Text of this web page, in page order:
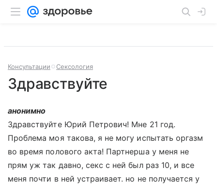
Консультации Сексология
Здравствуйте
анонимно
Здравствуйте Юрий Петрович! Мне 21 год.
Проблема моя такова, я не могу испытать оргазм
во время полового акта! Партнерша у меня не
прям уж так давно, секс с ней был раз 10, и все
меня почти в ней устраивает. но не получается у